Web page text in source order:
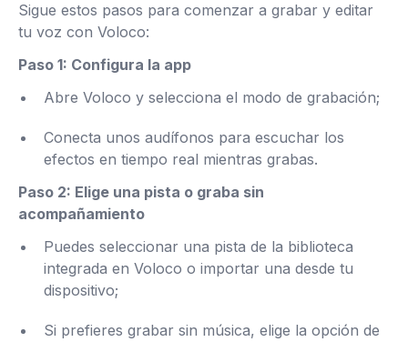
Sigue estos pasos para comenzar a grabar y editar
tu voz con Voloco:
Paso 1: Configura la app
Abre Voloco y selecciona el modo de grabación;
Conecta unos audífonos para escuchar los
efectos en tiempo real mientras grabas.
Paso 2: Elige una pista o graba sin
acompañamiento
Puedes seleccionar una pista de la biblioteca
integrada en Voloco o importar una desde tu
dispositivo;
Si prefieres grabar sin música, elige la opción de